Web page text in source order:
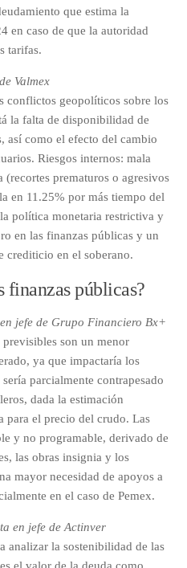
que estima la
en caso de que la autoridad
tarifas.
Valmex
conflictos geopolíticos sobre los
la falta de disponibilidad de
así como el efecto del cambio
Riesgos internos: mala
prematuros o agresivos
en 11.25% por más tiempo del
política monetaria restrictiva y
en las finanzas públicas y un
crediticio en el soberano.
finanzas públicas?
jefe de Grupo Financiero Bx+
son un menor
ya que impactaría los
parcialmente contrapesado
dada la estimación
para el precio del crudo. Las
y no programable, derivado de
las obras insignia y los
mayor necesidad de apoyos a
en el caso de Pemex.
en jefe de Actinver
analizar la sostenibilidad de las